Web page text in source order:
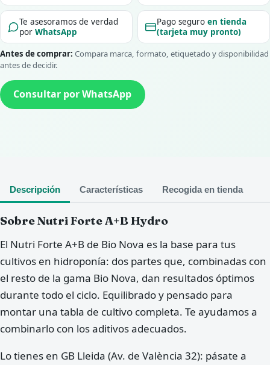
Te asesoramos de verdad
porWhatsApp
Pago seguroen tienda
(tarjeta muy pronto)
Antes de comprar: Compara marca, formato, etiquetado y disponibilidad
antes de decidir.
Consultar por WhatsApp
Descripción Características Recogida en tienda
Sobre Nutri Forte A+B Hydro
El Nutri Forte A+B de Bio Nova es la base para tus
cultivos en hidroponía: dos partes que, combinadas con
el resto de la gama Bio Nova, dan resultados óptimos
durante todo el ciclo. Equilibrado y pensado para
montar una tabla de cultivo completa. Te ayudamos a
combinarlo con los aditivos adecuados.
Lo tienes en GB Lleida (Av. de València 32): pásate a